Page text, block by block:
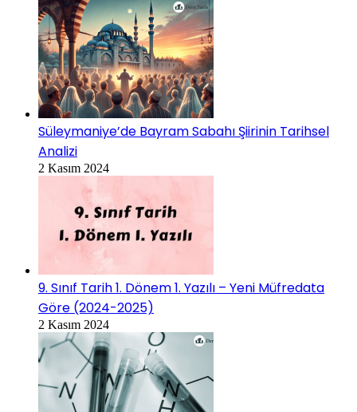
Süleymaniye’de Bayram Sabahı Şiirinin Tarihsel
Analizi
2 Kasım 2024
9. Sınıf Tarih 1. Dönem 1. Yazılı – Yeni Müfredata
Göre (2024-2025)
2 Kasım 2024